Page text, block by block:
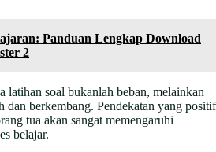
Panduan Lengkap Download
2
latihan soal bukanlah beban, melainkan
dan berkembang. Pendekatan yang positif
tua akan sangat memengaruhi
belajar.